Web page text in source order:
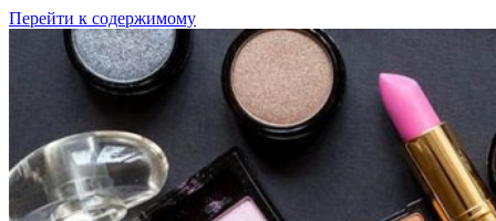
Перейти к содержимому